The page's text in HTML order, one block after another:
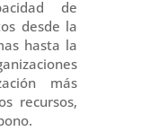
de
desde la
hasta la
más
recursos,